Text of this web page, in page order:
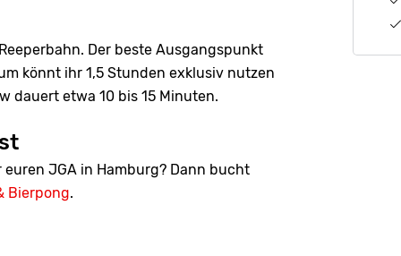
Der beste Ausgangspunkt
könnt ihr 1,5 Stunden exklusiv nutzen
dauert etwa 10 bis 15 Minuten.
JGA in Hamburg? Dann bucht
Bierpong.